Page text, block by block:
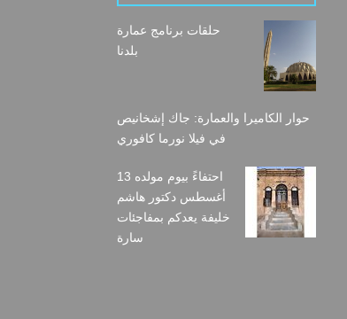
حلقات برنامج عمارة
بلدنا
حوار الكاميرا والعمارة: جاك إشخانيص
في فيلا نورما كافوري
احتفاءً بيوم مولده 13
أغسطس دكتور هاشم
خليفة يعدكم بمفاجئات
سارة